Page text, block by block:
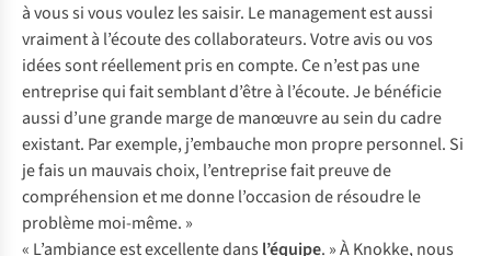
à vous si vous voulez les saisir. Le management est aussi
vraiment à l’écoute des collaborateurs. Votre avis ou vos
idées sont réellement pris en compte. Ce n’est pas une
entreprise qui fait semblant d’être à l’écoute. Je bénéficie
aussi d’une grande marge de manœuvre au sein du cadre
existant. Par exemple, j’embauche mon propre personnel. Si
je fais un mauvais choix, l’entreprise fait preuve de
compréhension et me donne l’occasion de résoudre le
problème moi-même. »
« L’ambiance est excellente dans l’équipe. » À Knokke, nous